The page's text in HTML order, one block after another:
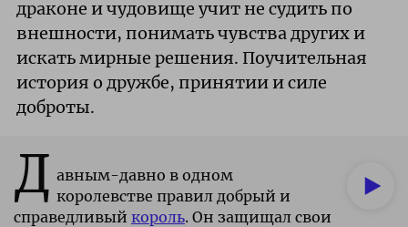
драконе и чудовище учит не судить по
внешности, понимать чувства других и
искать мирные решения. Поучительная
история о дружбе, принятии и силе
доброты.
Д авным-давно в одном
королевстве правил добрый и
справедливый король. Он защищал свои